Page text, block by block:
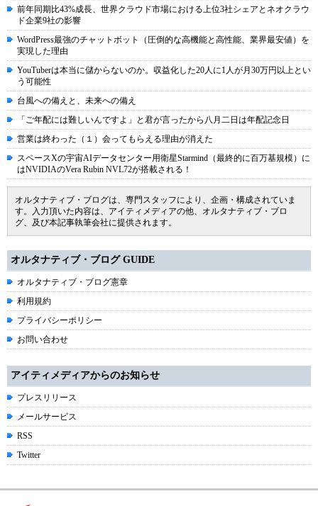
前年同期比43%成長、世界クラウド市場における上位3社シェアとネオクラウ
ド企業9社の影響
WordPress最強のチャットボット（圧倒的な高機能と高性能、業界最安値）を
実現した理由
YouTuberは本当に儲からないのか。収益化した20人に1人が月30万円以上とい
う可能性
台風への備えと、未来への備え
「ご年配には難しいんですよ」と君が言ったから八月二日は年配記念日
営業は終わった（１）会ってもらえる理由が消えた
スペースXの宇宙AIデータセンター用衛星Starmind（最終的に百万基規模）に
はNVIDIAのVera Rubin NVL72が搭載される！
オルタナティブ・ブログは、専門スタッフにより、企画・構成されていま
す。入力頂いた内容は、アイティメディアの他、オルタナティブ・ブロ
グ、及び本記事執筆会社に提供されます。
オルタナティブ・ブログ GUIDE
オルタナティブ・ブログ憲章
利用規約
プライバシーポリシー
お問い合わせ
アイティメディアからのお知らせ
プレスリリース
メールサービス
RSS
Twitter